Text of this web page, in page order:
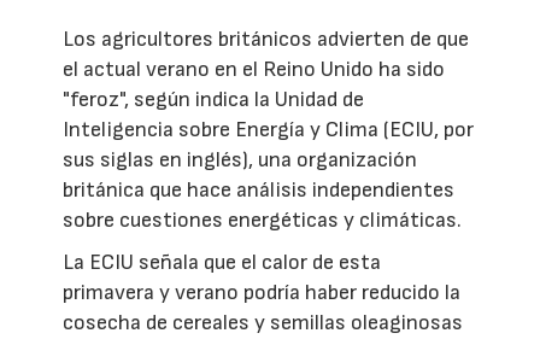
Los agricultores británicos advierten de que
el actual verano en el Reino Unido ha sido
"feroz", según indica la Unidad de
Inteligencia sobre Energía y Clima (ECIU, por
sus siglas en inglés), una organización
británica que hace análisis independientes
sobre cuestiones energéticas y climáticas.
La ECIU señala que el calor de esta
primavera y verano podría haber reducido la
cosecha de cereales y semillas oleaginosas